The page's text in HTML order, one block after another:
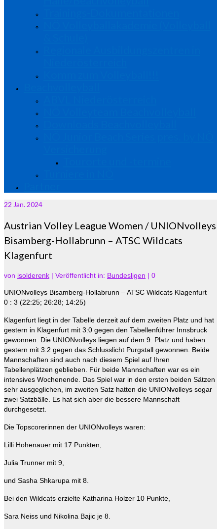
22 Jan. 2024
Austrian Volley League Women / UNIONvolleys
Bisamberg-Hollabrunn – ATSC Wildcats
Klagenfurt
von isolderenk | Veröffentlicht in: Bundesligen | 0
UNIONvolleys Bisamberg-Hollabrunn – ATSC Wildcats Klagenfurt
0 : 3 (22:25; 26:28; 14:25)
Klagenfurt liegt in der Tabelle derzeit auf dem zweiten Platz und hat
gestern in Klagenfurt mit 3:0 gegen den Tabellenführer Innsbruck
gewonnen. Die UNIONvolleys liegen auf dem 9. Platz und haben
gestern mit 3:2 gegen das Schlusslicht Purgstall gewonnen. Beide
Mannschaften sind auch nach diesem Spiel auf Ihren
Tabellenplätzen geblieben. Für beide Mannschaften war es ein
intensives Wochenende. Das Spiel war in den ersten beiden Sätzen
sehr ausgeglichen, im zweiten Satz hatten die UNIONvolleys sogar
zwei Satzbälle. Es hat sich aber die bessere Mannschaft
durchgesetzt.
Die Topscorerinnen der UNIONvolleys waren:
Lilli Hohenauer mit 17 Punkten,
Julia Trunner mit 9,
und Sasha Shkarupa mit 8.
Bei den Wildcats erzielte Katharina Holzer 10 Punkte,
Sara Neiss und Nikolina Bajic je 8.